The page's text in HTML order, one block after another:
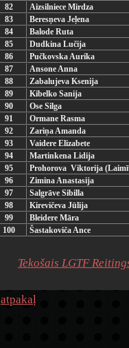
82
Aizsilniece Mirdza
83
Beresņeva Jeļena
84
Balode Ruta
85
Dudkina Lučija
86
Pučkovska Aurika
87
Ansone Anna
88
Zabalujeva Ksenija
89
Kibelko Sanija
90
Ose Silga
91
Ormane Rasma
92
Zariņa Amanda
93
Vaidere Elizabete
94
Martinkena Lidija
95
Prohorova Viktorija
96
Zimina Anastasija
97
Salgrāve Sibilla
98
Kirevičeva Jūlija
99
Bleidere Māra
100
Šastakoviča Ance
Tekošais LGTF
atpakaļ